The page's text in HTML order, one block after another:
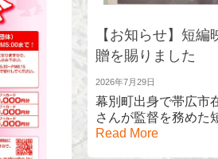
【お知らせ】短
贈を賜りました
2026年7月29日
幕別町出身で帯広市
さんが監督を務めた
Read More